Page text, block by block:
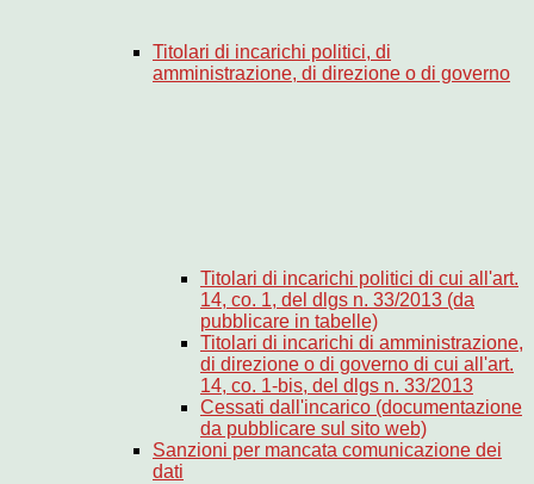
Titolari di incarichi politici, di
amministrazione, di direzione o di governo
Titolari di incarichi politici di cui all'art.
14, co. 1, del dlgs n. 33/2013 (da
pubblicare in tabelle)
Titolari di incarichi di amministrazione,
di direzione o di governo di cui all'art.
14, co. 1-bis, del dlgs n. 33/2013
Cessati dall'incarico (documentazione
da pubblicare sul sito web)
Sanzioni per mancata comunicazione dei
dati